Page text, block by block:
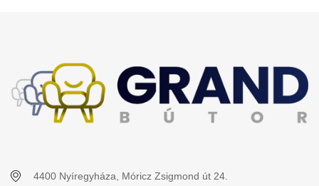
4400 Nyíregyháza, Móricz Zsigmond út 24.